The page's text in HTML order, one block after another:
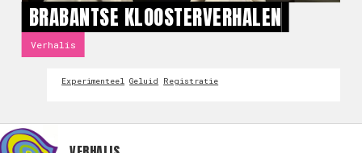
BRABANTSE KLOOSTERVERHALEN
Verhalis
Experimenteel Geluid Registratie